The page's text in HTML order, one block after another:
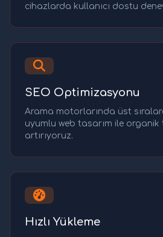
cihazlarda kullanıcı dostu
SEO Optimizasyonu
Arama motorlarında üst
uyumlu web tasarım ile organik
artırıyoruz.
Hızlı Yükleme